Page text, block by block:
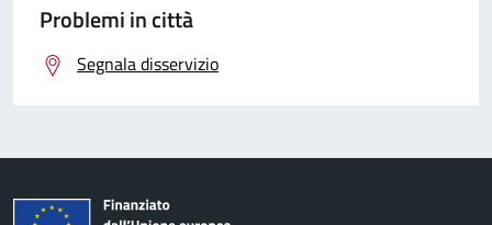
Problemi in città
Segnala disservizio